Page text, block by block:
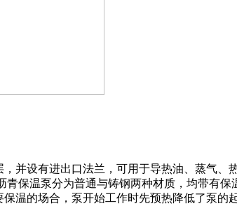
并设有进出口法兰，可用于导热油、蒸气
青保温泵分为普通与铸钢两种材质，均带有
温的场合，泵开始工作时先预热降低了泵